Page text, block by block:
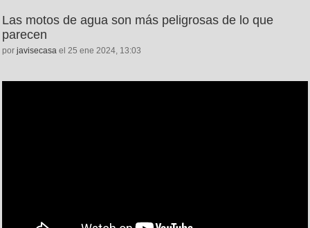
Las motos de agua son más peligrosas de lo que
parecen
por javisecasa el 25 ene 2024, 13:03